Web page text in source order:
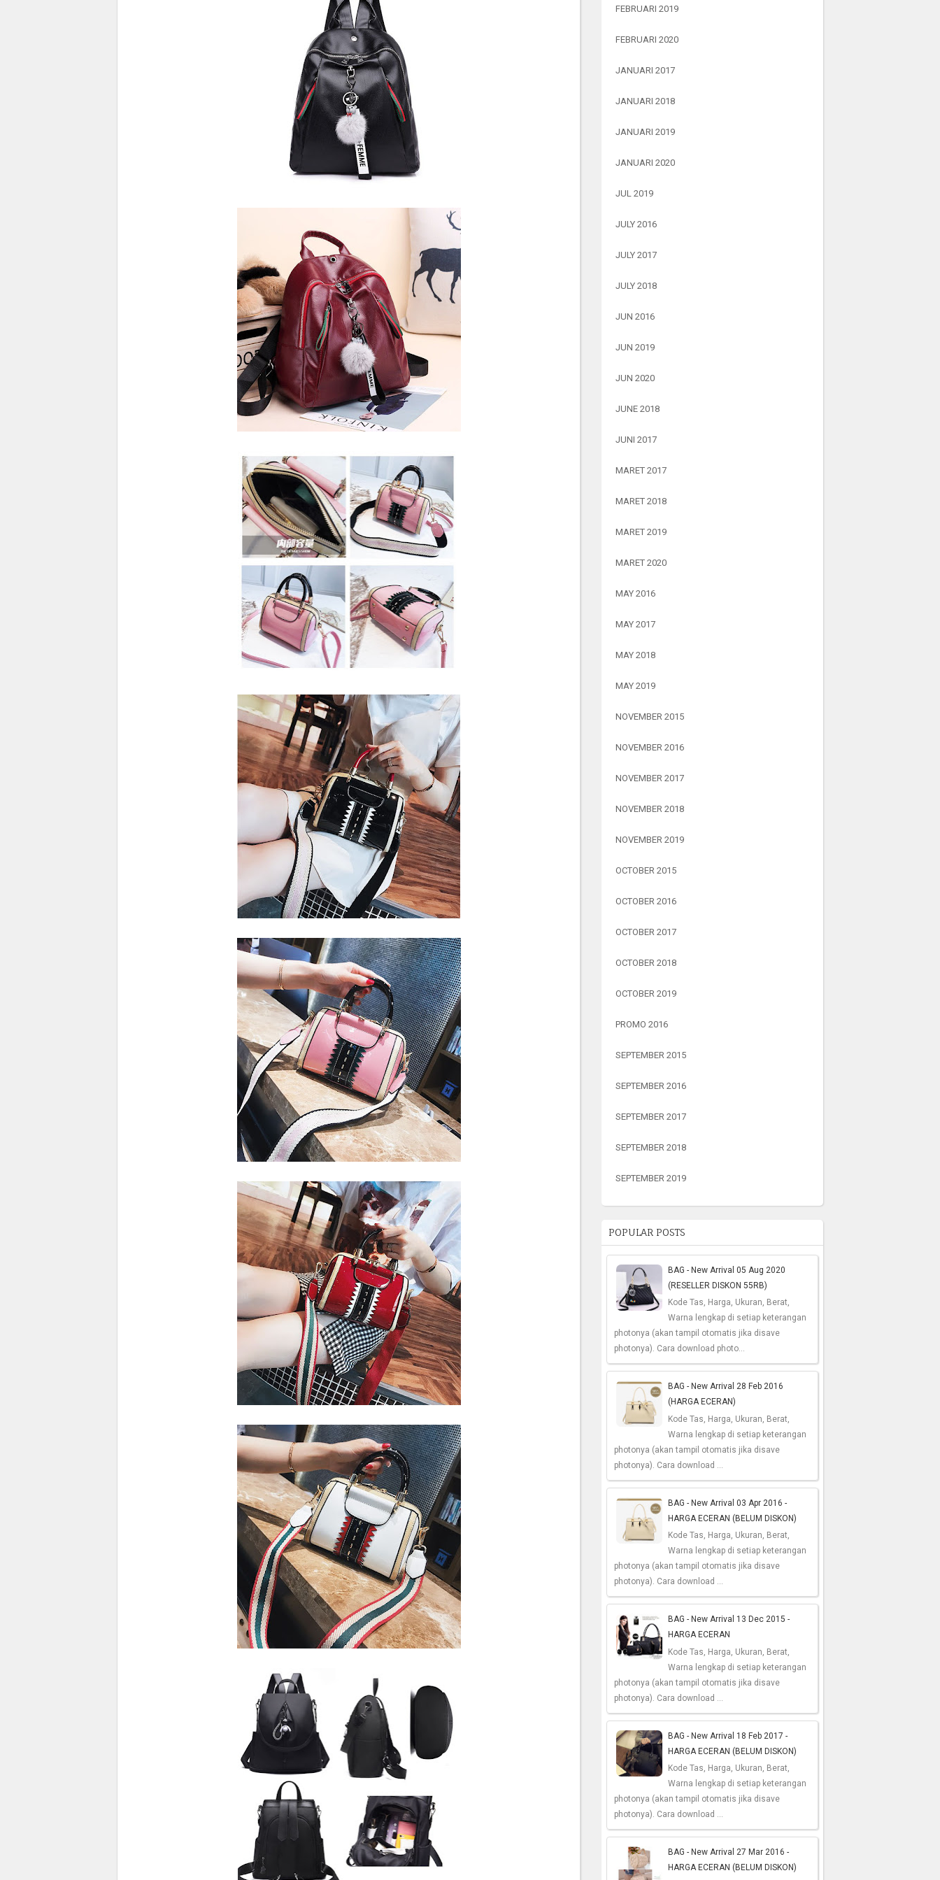
FEBRUARI 2019
FEBRUARI 2020
JANUARI 2017
JANUARI 2018
JANUARI 2019
JANUARI 2020
JUL 2019
JULY 2016
JULY 2017
JULY 2018
JUN 2016
JUN 2019
JUN 2020
JUNE 2018
JUNI 2017
MARET 2017
MARET 2018
MARET 2019
MARET 2020
MAY 2016
MAY 2017
MAY 2018
MAY 2019
NOVEMBER 2015
NOVEMBER 2016
NOVEMBER 2017
NOVEMBER 2018
NOVEMBER 2019
OCTOBER 2015
OCTOBER 2016
OCTOBER 2017
OCTOBER 2018
OCTOBER 2019
PROMO 2016
SEPTEMBER 2015
SEPTEMBER 2016
SEPTEMBER 2017
SEPTEMBER 2018
SEPTEMBER 2019
POPULAR POSTS
BAG - New Arrival 05 Aug 2020
(RESELLER DISKON 55RB)
Kode Tas, Harga, Ukuran, Berat,
Warna lengkap di setiap keterangan
photonya (akan tampil otomatis jika disave
photonya). Cara download photo...
BAG - New Arrival 28 Feb 2016
(HARGA ECERAN)
Kode Tas, Harga, Ukuran, Berat,
Warna lengkap di setiap keterangan
photonya (akan tampil otomatis jika disave
photonya). Cara download ...
BAG - New Arrival 03 Apr 2016 -
HARGA ECERAN (BELUM DISKON)
Kode Tas, Harga, Ukuran, Berat,
Warna lengkap di setiap keterangan
photonya (akan tampil otomatis jika disave
photonya). Cara download ...
BAG - New Arrival 13 Dec 2015 -
HARGA ECERAN
Kode Tas, Harga, Ukuran, Berat,
Warna lengkap di setiap keterangan
photonya (akan tampil otomatis jika disave
photonya). Cara download ...
BAG - New Arrival 18 Feb 2017 -
HARGA ECERAN (BELUM DISKON)
Kode Tas, Harga, Ukuran, Berat,
Warna lengkap di setiap keterangan
photonya (akan tampil otomatis jika disave
photonya). Cara download ...
BAG - New Arrival 27 Mar 2016 -
HARGA ECERAN (BELUM DISKON)